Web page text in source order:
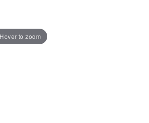
Hover to zoom